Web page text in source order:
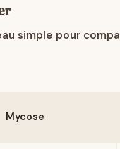
simple pour
Mycose